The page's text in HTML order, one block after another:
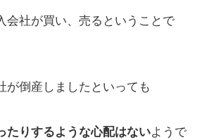
会社が買い、売るということで
が倒産しましたといっても
たりするような心配はないようで